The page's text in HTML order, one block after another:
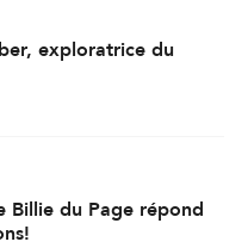
exploratrice du
Billie du Page répond